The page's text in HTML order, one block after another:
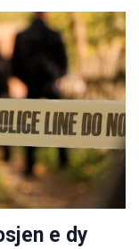
e dy